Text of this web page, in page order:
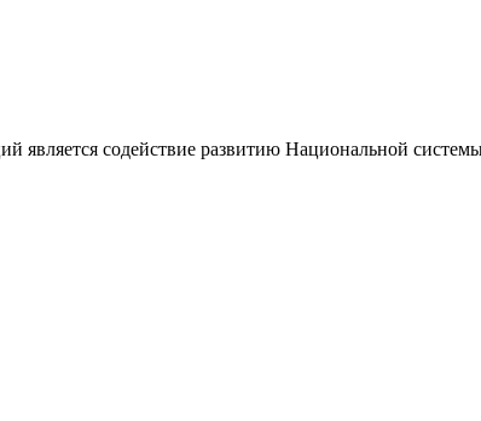
является содействие развитию Национальной